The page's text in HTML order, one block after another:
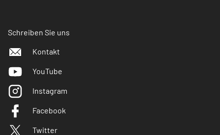
Schreiben Sie uns
Kontakt
YouTube
Instagram
Facebook
Twitter